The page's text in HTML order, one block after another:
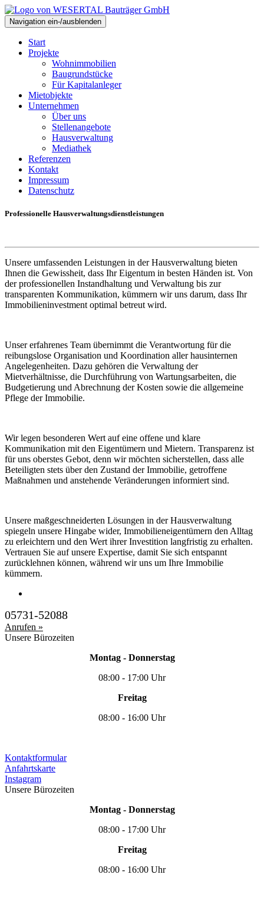
Navigation ein-/ausblenden
Start
Projekte
Wohnimmobilien
Baugrundstücke
Für Kapitalanleger
Mietobjekte
Unternehmen
Über uns
Stellenangebote
Hausverwaltung
Mediathek
Referenzen
Kontakt
Impressum
Datenschutz
Professionelle Hausverwaltungsdienstleistungen
Unsere umfassenden Leistungen in der Hausverwaltung bieten
Ihnen die Gewissheit, dass Ihr Eigentum in besten Händen ist. Von
der professionellen Instandhaltung und Verwaltung bis zur
transparenten Kommunikation, kümmern wir uns darum, dass Ihr
Immobilieninvestment optimal betreut wird.
Unser erfahrenes Team übernimmt die Verantwortung für die
reibungslose Organisation und Koordination aller hausinternen
Angelegenheiten. Dazu gehören die Verwaltung der
Mietverhältnisse, die Durchführung von Wartungsarbeiten, die
Budgetierung und Abrechnung der Kosten sowie die allgemeine
Pflege der Immobilie.
Wir legen besonderen Wert auf eine offene und klare
Kommunikation mit den Eigentümern und Mietern. Transparenz ist
für uns oberstes Gebot, denn wir möchten sicherstellen, dass alle
Beteiligten stets über den Zustand der Immobilie, getroffene
Maßnahmen und anstehende Veränderungen informiert sind.
Unsere maßgeschneiderten Lösungen in der Hausverwaltung
spiegeln unsere Hingabe wider, Immobilieneigentümern den Alltag
zu erleichtern und den Wert ihrer Investition langfristig zu erhalten.
Vertrauen Sie auf unsere Expertise, damit Sie sich entspannt
zurücklehnen können, während wir uns um Ihre Immobilie
kümmern.
05731-52088
Anrufen »
Unsere Bürozeiten
Montag - Donnerstag
08:00 - 17:00 Uhr
Freitag
08:00 - 16:00 Uhr
Kontaktformular
Anfahrtskarte
Instagram
Unsere Bürozeiten
Montag - Donnerstag
08:00 - 17:00 Uhr
Freitag
08:00 - 16:00 Uhr